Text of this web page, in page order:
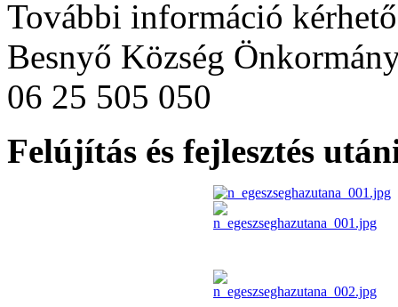
További információ
Besnyő Község
06 25 505 050
Felújítás és fejlesztés